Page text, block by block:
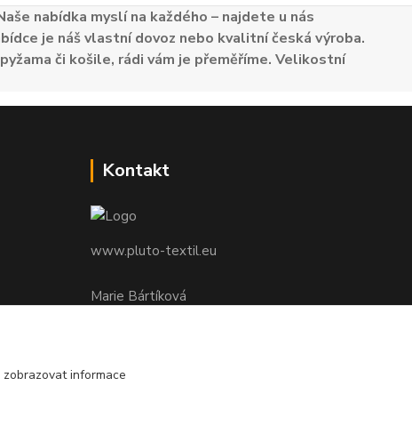
nabídka myslí na každého – najdete u nás
je náš vlastní dovoz nebo kvalitní česká výroba.
či košile, rádi vám je přeměříme. Velikostní
Kontakt
www.pluto-textil.eu
Marie Bártíková
pluto@pluto.eu
informace